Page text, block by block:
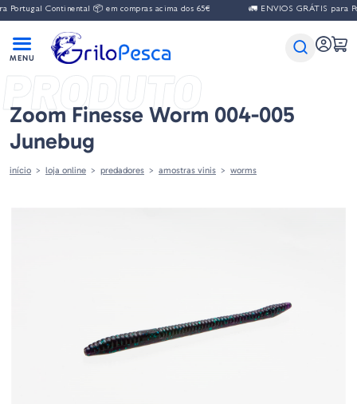
Continental 📦 em compras acima dos 65€ 🚛 ENVIOS GRÁTIS para
PRODUTO
Zoom Finesse Worm 004-005
Junebug
início loja online predadores amostras vinis worms